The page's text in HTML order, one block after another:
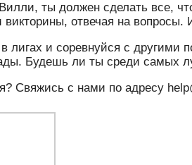
ты должен сделать все,
отвечая на
лигах и соревнуйся с
Будешь ли ты среди самых
Свяжись с нами по адресу